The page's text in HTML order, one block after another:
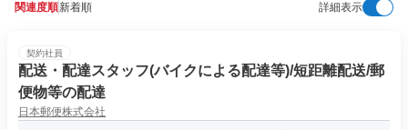
関連度順新着順 詳細表示
契約社員
配送・配達スタッフ(バイクによる配達等)/短距離配送/郵
便物等の配達
日本郵便株式会社